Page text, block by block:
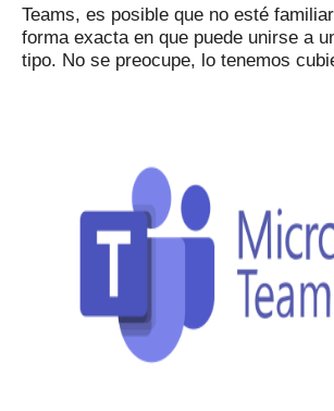
Teams, es posible que no esté
forma exacta en que puede unirse a
tipo. No se preocupe, lo tenemos